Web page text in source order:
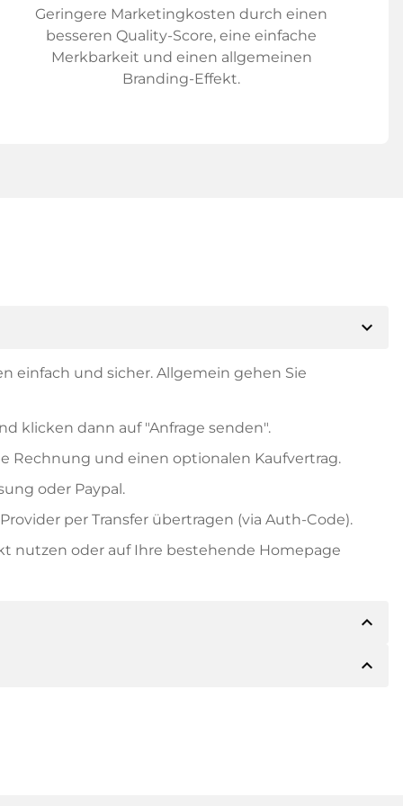
Geringere Marketingkosten durch einen
besseren Quality-Score, eine einfache
Merkbarkeit und einen allgemeinen
Branding-Effekt.
expand_more
einfach und sicher. Allgemein gehen Sie
klicken dann auf "Anfrage senden".
Rechnung und einen optionalen Kaufvertrag.
oder Paypal.
per Transfer übertragen (via Auth-Code).
nutzen oder auf Ihre bestehende Homepage
expand_less
der Zahlung mitteilen. Der Inhaber wird Ihnen
expand_less